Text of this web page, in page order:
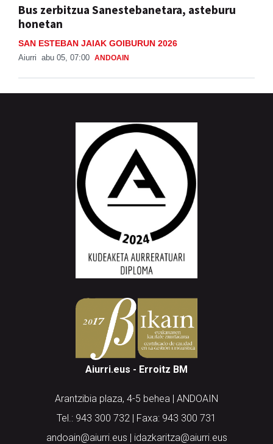
Bus zerbitzua Sanestebanetara, asteburu
honetan
SAN ESTEBAN JAIAK GOIBURUN 2026
Aiurri abu 05, 07:00 ANDOAIN
Aiurri.eus - Erroitz BM
Arantzibia plaza, 4-5 behea | ANDOAIN
Tel.: 943 300 732 | Faxa: 943 300 731
andoain@aiurri.eus | idazkaritza@aiurri.eus